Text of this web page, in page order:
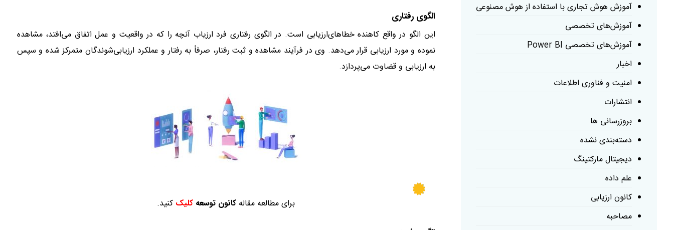
الگوی رفتاری
این الگو در واقع کاهنده خطاهای‌ارزیابی است. در الگوی رفتاری فرد ارزیاب آنچه را که در واقعیت و عمل اتفاق می‌افتد، مشاهده
نموده و مورد ارزیابی قرار می‌دهد. وی در فرآیند مشاهده و ثبت رفتار، صرفاً به رفتار و عملکرد ارزیابی‌شوندگان متمرکز شده و سپس
به ارزیابی و قضاوت می‌پردازد.
برای مطالعه مقاله کانون توسعه کلیک کنید.
آموزش هوش تجاری با استفاده از هوش مصنوعی
آموزش‌های تخصصی
آموزش‌های تخصصی Power BI
اخبار
امنیت و فناوری اطلاعات
انتشارات
بروزرسانی ها
دسته‌بندی نشده
دیجیتال مارکتینگ
علم داده
کانون ارزیابی
مصاحبه